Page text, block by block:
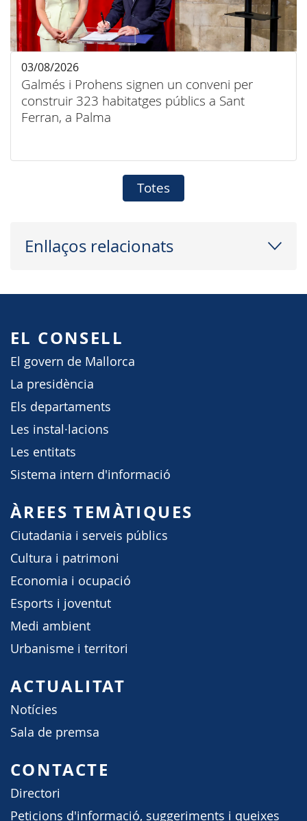
Galmés i Prohens signen un conveni per
construir 323 habitatges públics a Sant
Ferran, a Palma
03/08/2026
Totes
Enllaços relacionats
EL CONSELL
El govern de Mallorca
La presidència
Els departaments
Les instal·lacions
Les entitats
Sistema intern d'informació
ÀREES TEMÀTIQUES
Ciutadania i serveis públics
Cultura i patrimoni
Economia i ocupació
Esports i joventut
Medi ambient
Urbanisme i territori
ACTUALITAT
Notícies
Sala de premsa
CONTACTE
Directori
Peticions d'informació, suggeriments i queixes